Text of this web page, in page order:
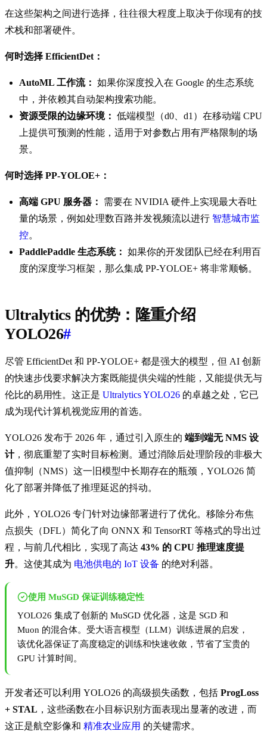
在这些架构之间进行选择，往往很大程度上取决于你现有的技
术栈和部署硬件。
何时选择 EfficientDet：
AutoML 工作流： 如果你深度投入在 Google 的生态系统
中，并依赖其自动架构搜索功能。
资源受限的边缘环境： 低端模型（d0、d1）在移动端 CPU
上提供可预测的性能，适用于对参数占用有严格限制的场
景。
何时选择 PP-YOLOE+：
高端 GPU 服务器：
需要在 NVIDIA 硬件上实现最大吞吐
量的场景，例如处理数百路并发视频流以进行 智慧城市监
控。
PaddlePaddle 生态系统： 如果你的开发团队已经在利用百
度的深度学习框架，那么集成 PP-YOLOE+ 将非常顺畅。
Ultralytics 的优势：隆重介绍
YOLO26#
尽管 EfficientDet 和 PP-YOLOE+ 都是强大的模型，但 AI 创新
的快速步伐要求解决方案既能提供尖端的性能，又能提供无与
伦比的易用性。这正是 Ultralytics YOLO26 的卓越之处，它已
成为现代计算机视觉应用的首选。
YOLO26 发布于 2026 年，通过引入原生的 端到端无 NMS 设
计，彻底重塑了实时目标检测。通过消除后处理阶段的非极大
值抑制（NMS）这一旧模型中长期存在的瓶颈，YOLO26 简
化了部署并降低了推理延迟的抖动。
此外，YOLO26 专门针对边缘部署进行了优化。移除分布焦
点损失（DFL）简化了向 ONNX 和 TensorRT 等格式的导出过
程，与前几代相比，实现了高达 43% 的 CPU 推理速度提
升。这使其成为 电池供电的 IoT 设备 的绝对利器。
使用 MuSGD 保证训练稳定性
YOLO26 集成了创新的 MuSGD 优化器，这是 SGD 和
Muon 的混合体。受大语言模型（LLM）训练进展的启发，
该优化器保证了高度稳定的训练和快速收敛，节省了宝贵的
GPU 计算时间。
开发者还可以利用 YOLO26 的高级损失函数，包括 ProgLoss
+ STAL ，这些函数在小目标识别方面表现出显著的改进，而
这正是航空影像和 精准农业应用 的关键需求。